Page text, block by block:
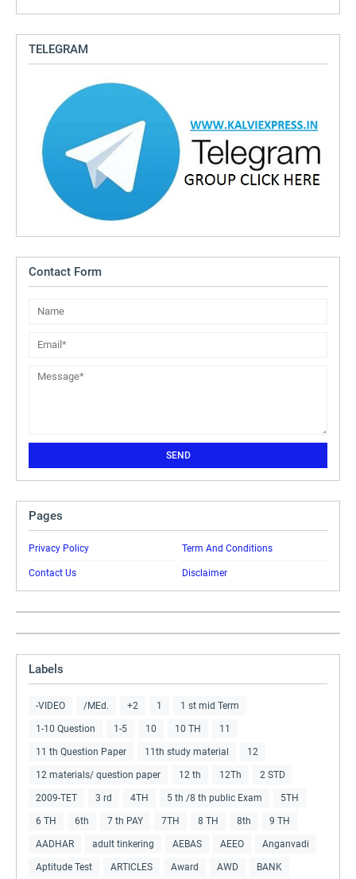
TELEGRAM
Contact Form
Pages
Privacy Policy Term And Conditions
Contact Us Disclaimer
Labels
-VIDEO /MEd. +2 1 1 st mid Term
1-10 Question 1-5 10 10 TH 11
11 th Question Paper 11th study material 12
12 materials/ question paper 12 th 12Th 2 STD
2009-TET 3 rd 4TH 5 th /8 th public Exam 5TH
6 TH 6th 7 th PAY 7TH 8 TH 8th 9 TH
AADHAR adult tinkering AEBAS AEEO Anganvadi
Aptitude Test ARTICLES Award AWD BANK